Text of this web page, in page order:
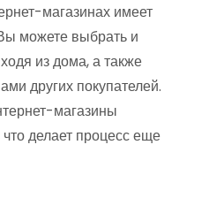
магазинах имеет
можете выбрать и
из дома, а также
других покупателей.
магазины
делает процесс еще